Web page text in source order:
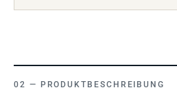
PRODUKTBESCHREIBUNG